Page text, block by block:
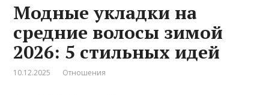
Модные укладки на
средние волосы зимой
2026: 5 стильных идей
10.12.2025 Отношения